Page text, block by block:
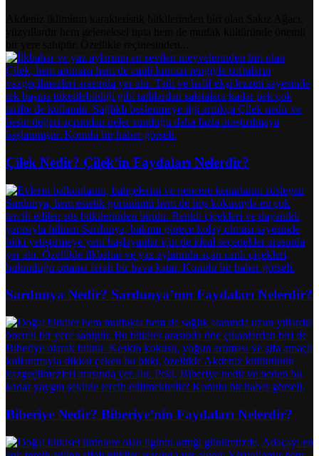
Çilek Nedir? Çilek’in Faydaları Nelerdir?
Sardunya Nedir? Sardunya’nın Faydaları Nelerdir?
Biberiye Nedir? Biberiye’nin Faydaları Nelerdir?